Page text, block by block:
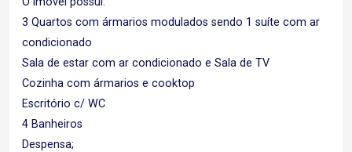
3 Quartos com ármarios modulados sendo 1 suíte com ar
condicionado
Sala de estar com ar condicionado e Sala de TV
Cozinha com ármarios e cooktop
Escritório c/ WC
4 Banheiros
Despensa;